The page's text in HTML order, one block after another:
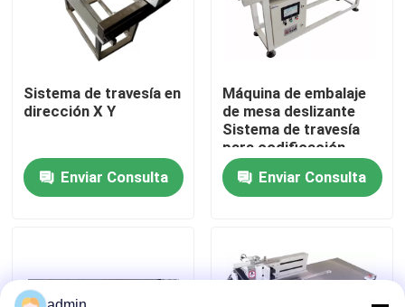
Recorrido por la fábrica
Noticias
Solicitar una cita
Sistema de travesía en
dirección X Y
Enviar Consulta
Máquina de embalaje
de mesa deslizante
Sistema de travesía
para codificación
Enviar Consulta